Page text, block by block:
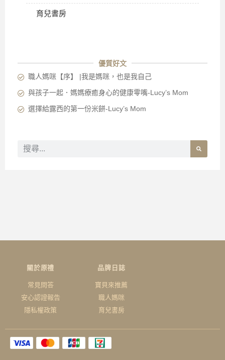
育兒書房
優質好文
職人媽咪【序】 |我是媽咪，也是我自己
與孩子一起．媽媽療癒身心的健康零嘴-Lucy’s Mom
選擇給露西的第一份米餅-Lucy’s Mom
關於原禮
常見問答
安心認證報告
隱私權政策
品牌日誌
寶貝來推薦
職人媽咪
育兒書房